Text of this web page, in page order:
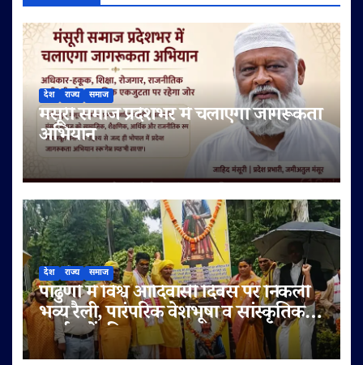
देश राज्य समाज
मंसूरी समाज प्रदेशभर में चलाएगा जागरूकता
अभियान
देश राज्य समाज
पांढुर्णा में विश्व आदिवासी दिवस पर निकली
भव्य रैली, पारंपरिक वेशभूषा व सांस्कृतिक
कार्यक्रमों की धूम